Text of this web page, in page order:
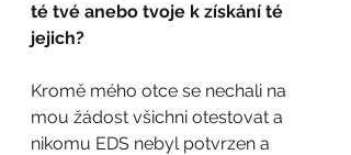
té tvé anebo tvoje k získání té
jejich?
Kromě mého otce se nechali na
mou žádost všichni otestovat a
nikomu EDS nebyl potvrzen a